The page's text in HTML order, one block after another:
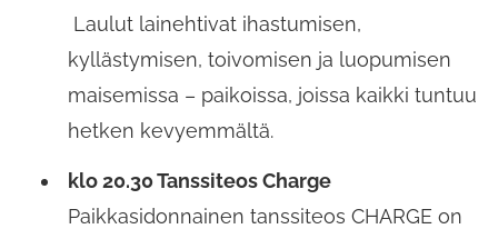
Laulut lainehtivat ihastumisen,
kyllästymisen, toivomisen ja luopumisen
maisemissa – paikoissa, joissa kaikki tuntuu
hetken kevyemmältä.
klo 20.30 Tanssiteos Charge
Paikkasidonnainen tanssiteos CHARGE on